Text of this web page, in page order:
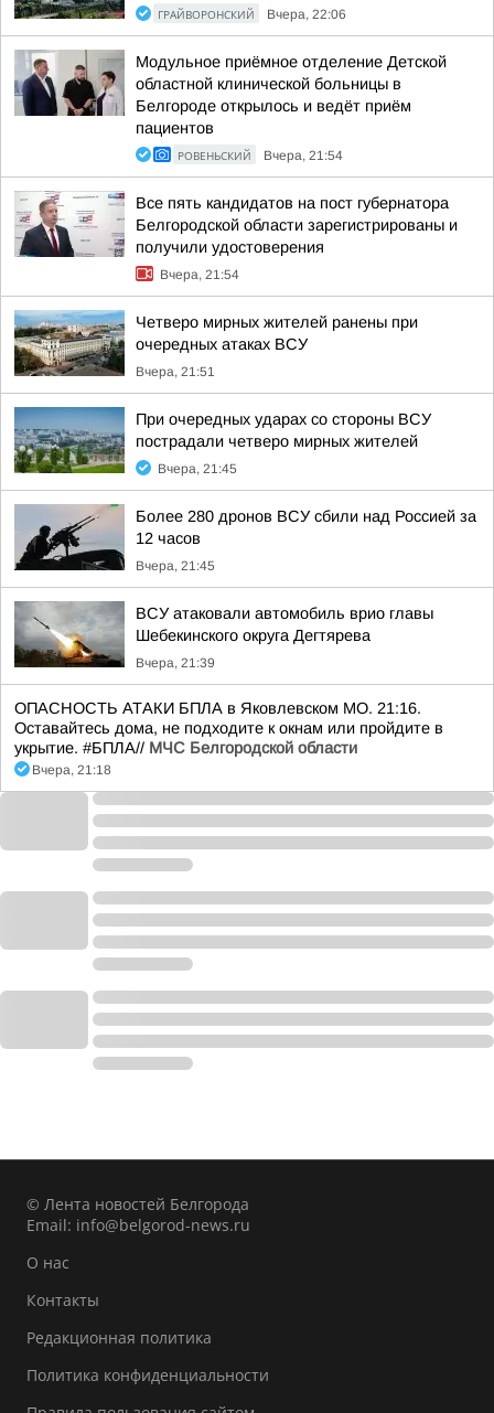
ГРАЙВОРОНСКИЙ Вчера, 22:06
Модульное приёмное отделение Детской
областной клинической больницы в
Белгороде открылось и ведёт приём
пациентов
РОВЕНЬСКИЙ Вчера, 21:54
Все пять кандидатов на пост губернатора
Белгородской области зарегистрированы и
получили удостоверения
Вчера, 21:54
Четверо мирных жителей ранены при
очередных атаках ВСУ
Вчера, 21:51
При очередных ударах со стороны ВСУ
пострадали четверо мирных жителей
Вчера, 21:45
Более 280 дронов ВСУ сбили над Россией за
12 часов
Вчера, 21:45
ВСУ атаковали автомобиль врио главы
Шебекинского округа Дегтярева
Вчера, 21:39
ОПАСНОСТЬ АТАКИ БПЛА в Яковлевском МО. 21:16.
Оставайтесь дома, не подходите к окнам или пройдите в
укрытие. #БПЛА// МЧС Белгородской области
Вчера, 21:18
© Лента новостей Белгорода
Email: info@belgorod-news.ru
О нас
Контакты
Редакционная политика
Политика конфиденциальности